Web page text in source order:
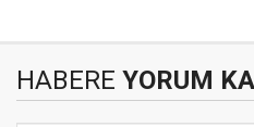
HABERE YORUM